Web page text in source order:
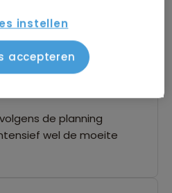
wij reviews?
27 april 2019
de planning
wel de moeite
instellen
accepteren